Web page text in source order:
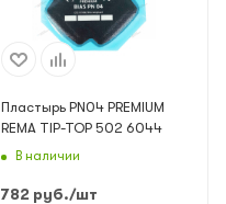
Пластырь PN04 PREMIUM
REMA TIP-TOP 502 6044
В наличии
782 руб./шт